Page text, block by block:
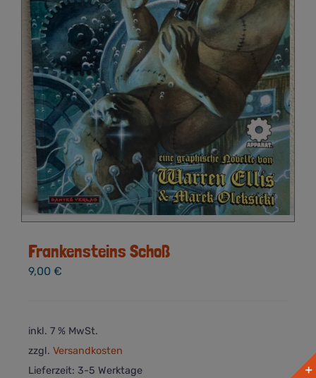
Frankensteins Schoß
9,00 €
inkl. 7 % MwSt.
zzgl. Versandkosten
Lieferzeit: 3-5 Werktage